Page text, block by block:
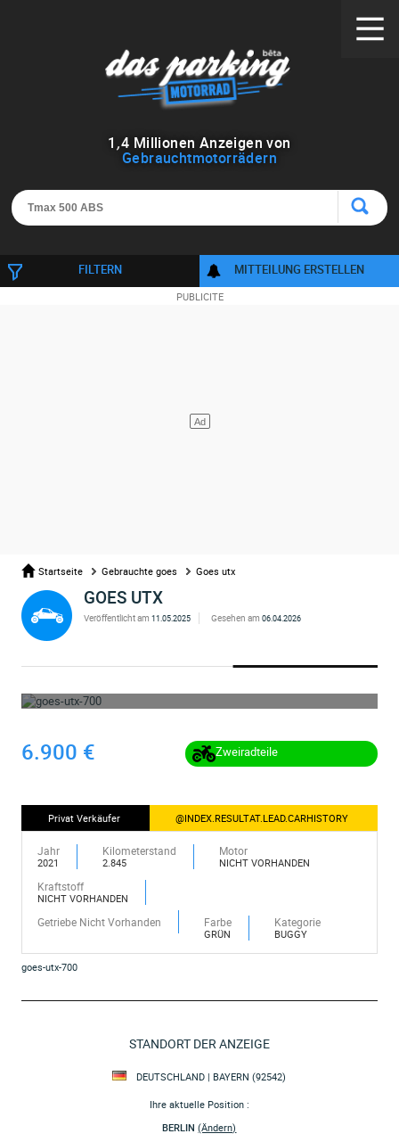
1 ,4 Millionen Anzeigen von
Gebrauchtmotorrädern
FILTERN MITTEILUNG ERSTELLEN
Startseite Gebrauchte goes Goes utx
GOES UTX
Veröffentlicht am 11.05.2025 Gesehen am 06.04.2026
6.900 € Zweiradteile
Privat Verkäufer @INDEX.RESULTAT.LEAD.CARHISTORY
Jahr
2021
Kilometerstand
2.845
Motor
NICHT VORHANDEN
Kraftstoff
NICHT VORHANDEN
Getriebe Nicht Vorhanden Farbe
GRÜN
Kategorie
BUGGY
goes-utx-700
STANDORT DER ANZEIGE
DEUTSCHLAND | BAYERN (92542)
Ihre aktuelle Position :
BERLIN(Ändern)